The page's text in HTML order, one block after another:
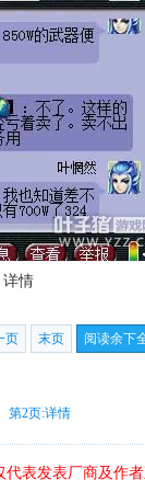
详情
页 末页 阅读余下
第2页:详情
代表发表厂商及作